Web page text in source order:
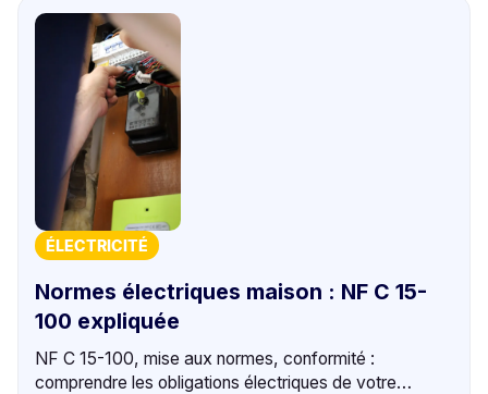
ÉLECTRICITÉ
Normes électriques maison : NF C 15-
100 expliquée
NF C 15-100, mise aux normes, conformité :
comprendre les obligations électriques de votre